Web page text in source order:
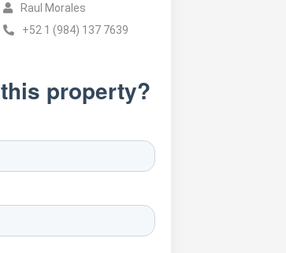
Raul Morales
+52 1 (984) 137 7639